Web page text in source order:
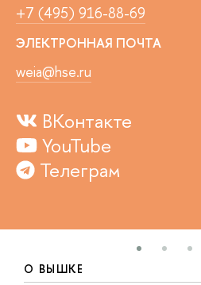
+7 (495) 916-88-69
ЭЛЕКТРОННАЯ ПОЧТА
weia@hse.ru
ВКонтакте
YouTube
Телеграм
О ВЫШКЕ